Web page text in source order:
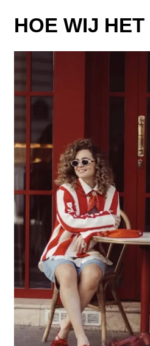
/
Long
Voluminous
Dress
Ditzy
HOE WIJ